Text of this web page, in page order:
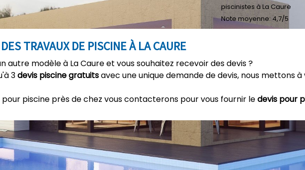
TRAVAUX DE PISCINE À LA CAURE
autre modèle à La Caure et vous souhaitez recevoir des devis ?
3devis piscine gratuitsavec une unique demande de devis, nous mettons
piscine près de chez vous contacterons pour vous fournir ledevis pour
piscinistes à La Caure
Note moyenne:4,7/5